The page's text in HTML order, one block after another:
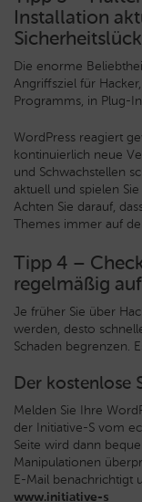
Installation
Die enorme
Angriffsziel für
Programms, in Plug-
WordPress reagiert
kontinuierlich neue
und Schwachstellen
aktuell und spielen
Achten Sie darauf,
Themes immer auf
Tipp 4 –
regelmäßig
Je früher Sie über
werden, desto
Schaden begrenzen.
Der kostenlose
Melden Sie Ihre
der Initiative-S vom
Seite wird dann
Manipulationen
E-Mail benachrichtigt
www.initiative-s